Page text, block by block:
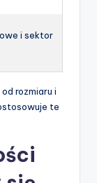
i sektor
rozmiaru i
te